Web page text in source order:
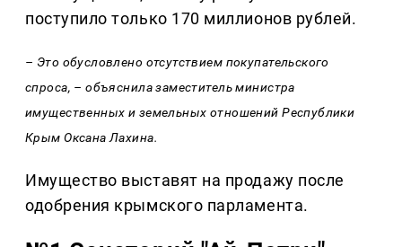
поступило только 170 миллионов рублей.
– Это обусловлено отсутствием покупательского
спроса, – объяснила заместитель министра
имущественных и земельных отношений Республики
Крым Оксана Лахина.
Имущество выставят на продажу после
одобрения крымского парламента.